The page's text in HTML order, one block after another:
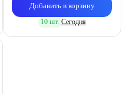
Добавить в корзину
10 шт. Сегодня